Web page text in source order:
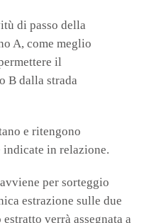
di passo della
A, come meglio
il
B dalla strada
e ritengono
indicate in relazione.
per sorteggio
estrazione sulle due
verrà assegnata a